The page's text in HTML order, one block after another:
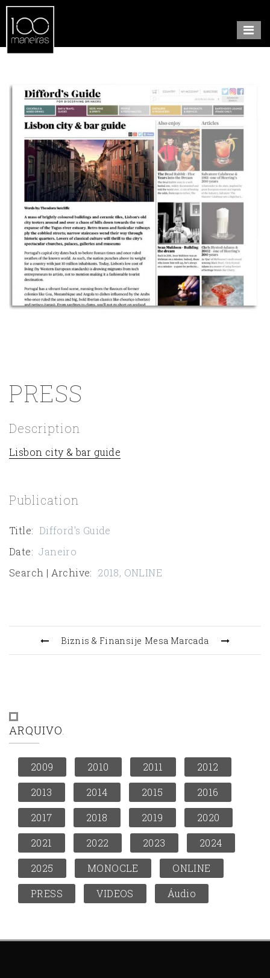
PRESS
Description
Lisbon city & bar guide
Publication
Title: Difford's Guide
Date: Janeiro
Search | Archive: 2018, ONLINE
Biznis & Finansije Mesa Marcada
ARQUIVO
2009 2010 2011
2012
2013
2014 2015
2016
2017
2018 2019
2020
2021
2022 2023
2024
2025
MONOCLE
ONLINE
PRESS
VIDEOS Áudio